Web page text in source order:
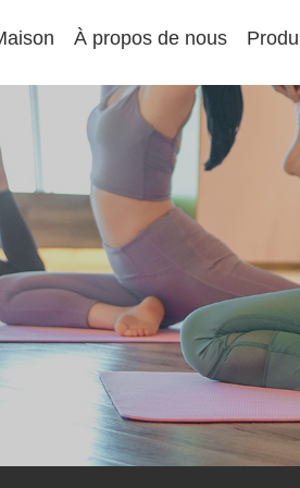
À propos de nous